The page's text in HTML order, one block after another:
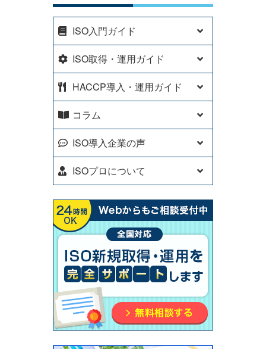
ISO入門ガイド
ISO取得・運用ガイド
HACCP導入・運用ガイド
コラム
ISO導入企業の声
ISOプロについて